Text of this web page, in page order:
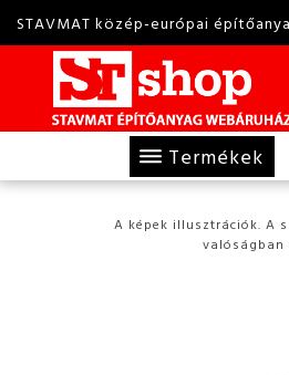
STAVMAT közép-európai
Termékek
A képek illusztrációk. A
valóságban